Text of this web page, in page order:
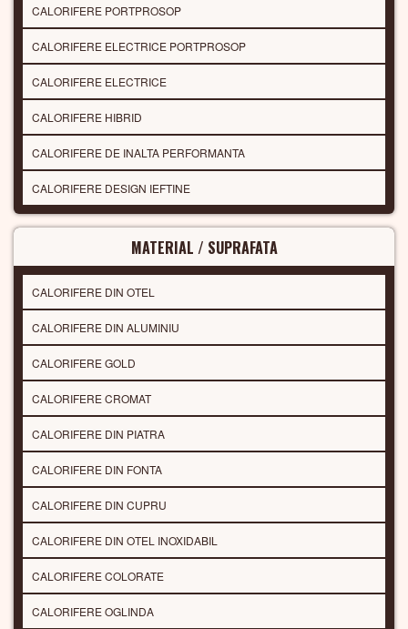
CALORIFERE PORTPROSOP
CALORIFERE ELECTRICE PORTPROSOP
CALORIFERE ELECTRICE
CALORIFERE HIBRID
CALORIFERE DE INALTA PERFORMANTA
CALORIFERE DESIGN IEFTINE
MATERIAL / SUPRAFATA
CALORIFERE DIN OTEL
CALORIFERE DIN ALUMINIU
CALORIFERE GOLD
CALORIFERE CROMAT
CALORIFERE DIN PIATRA
CALORIFERE DIN FONTA
CALORIFERE DIN CUPRU
CALORIFERE DIN OTEL INOXIDABIL
CALORIFERE COLORATE
CALORIFERE OGLINDA